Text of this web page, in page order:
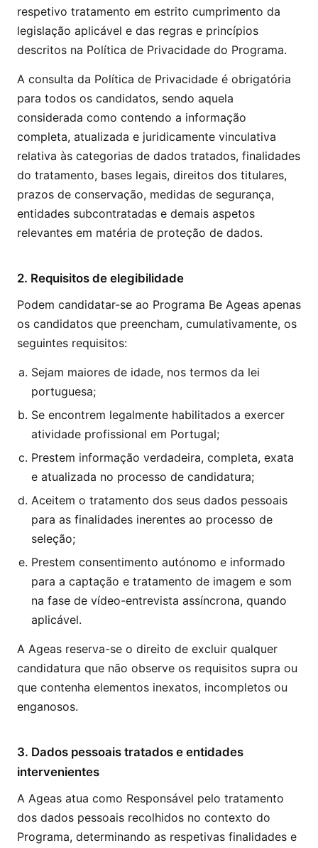
respetivo tratamento em estrito cumprimento da
legislação aplicável e das regras e princípios
descritos na Política de Privacidade do Programa.
A consulta da Política de Privacidade é obrigatória
para todos os candidatos, sendo aquela
considerada como contendo a informação
completa, atualizada e juridicamente vinculativa
relativa às categorias de dados tratados, finalidades
do tratamento, bases legais, direitos dos titulares,
prazos de conservação, medidas de segurança,
entidades subcontratadas e demais aspetos
relevantes em matéria de proteção de dados.
2. Requisitos de elegibilidade
Podem candidatar-se ao Programa Be Ageas apenas
os candidatos que preencham, cumulativamente, os
seguintes requisitos:
Sejam maiores de idade, nos termos da lei
portuguesa;
Se encontrem legalmente habilitados a exercer
atividade profissional em Portugal;
Prestem informação verdadeira, completa, exata
e atualizada no processo de candidatura;
Aceitem o tratamento dos seus dados pessoais
para as finalidades inerentes ao processo de
seleção;
Prestem consentimento autónomo e informado
para a captação e tratamento de imagem e som
na fase de vídeo-entrevista assíncrona, quando
aplicável.
A Ageas reserva-se o direito de excluir qualquer
candidatura que não observe os requisitos supra ou
que contenha elementos inexatos, incompletos ou
enganosos.
3. Dados pessoais tratados e entidades
intervenientes
A Ageas atua como Responsável pelo tratamento
dos dados pessoais recolhidos no contexto do
Programa, determinando as respetivas finalidades e